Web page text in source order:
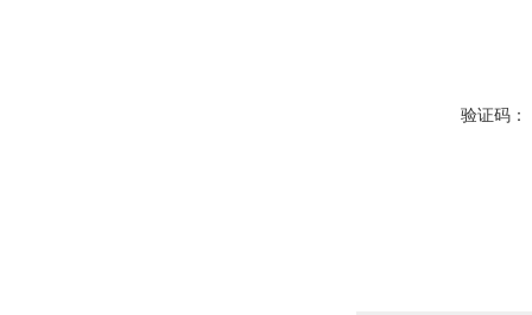
验证码：